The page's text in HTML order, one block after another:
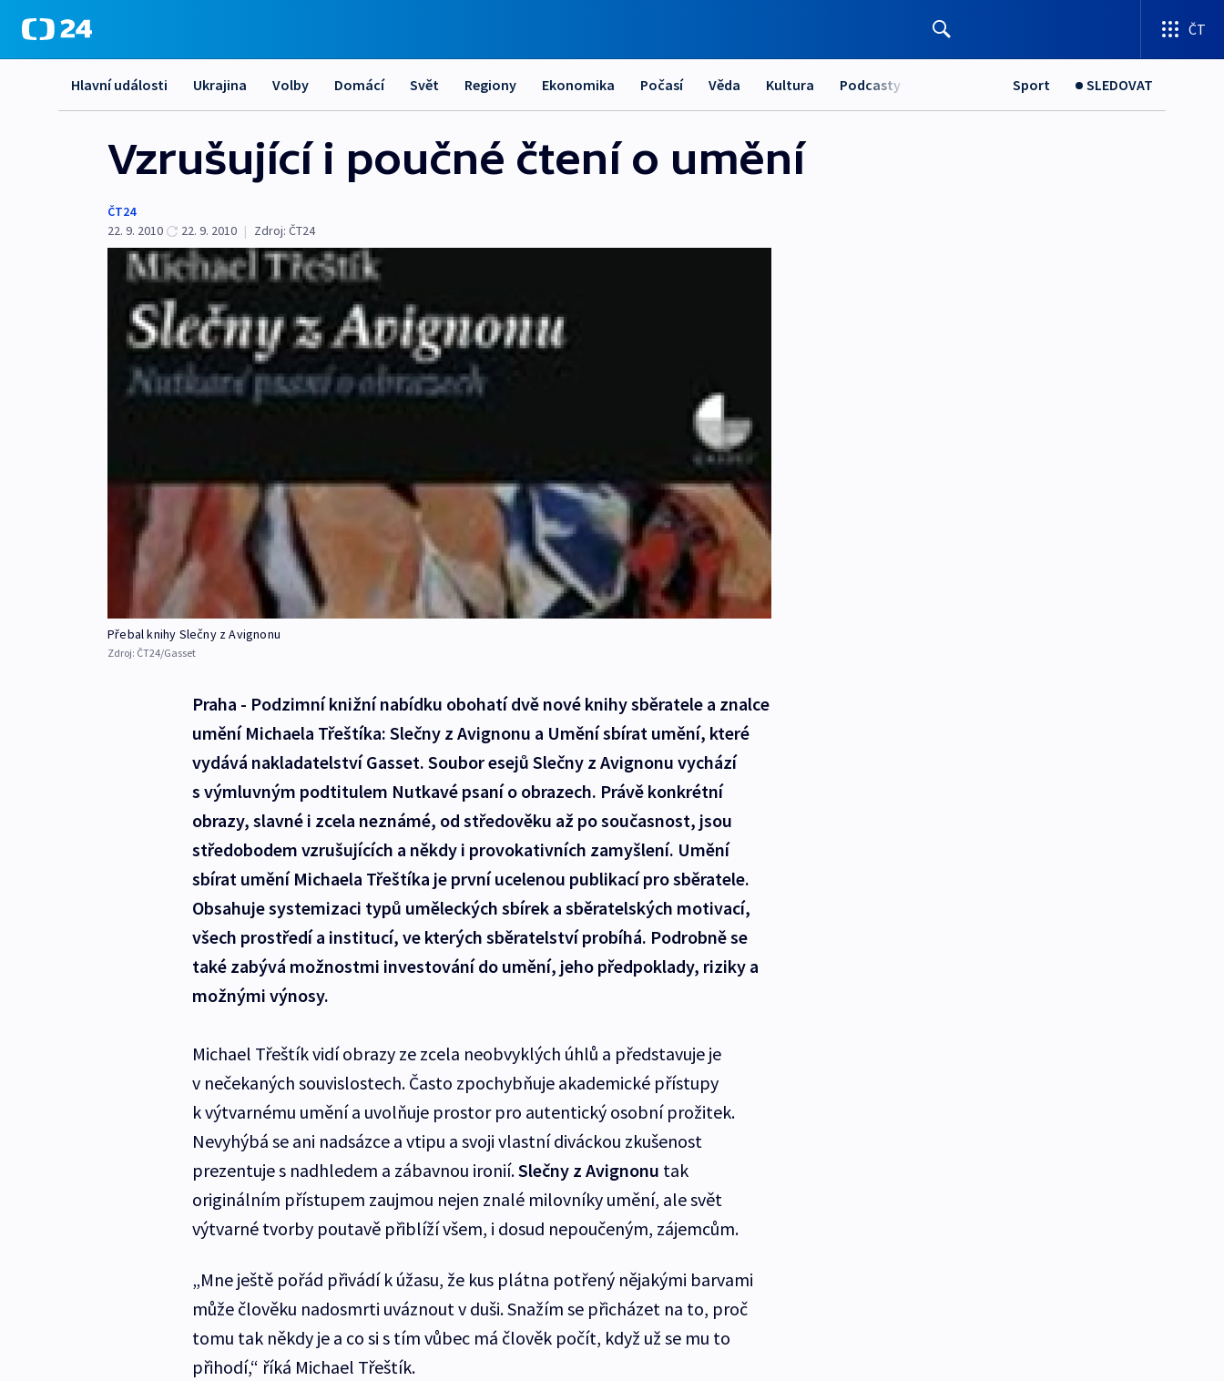
ČT
Hlavní události Ukrajina Volby Domácí Svět Regiony Ekonomika Počasí Věda Kultura Podcasty Sport SLEDOVAT
Vzrušující i poučné čtení o umění
ČT24
22. 9. 2010
22. 9. 2010 | Zdroj: ČT24
Přebal knihy Slečny z Avignonu
Zdroj: ČT24/Gasset
Praha - Podzimní knižní nabídku obohatí dvě nové knihy sběratele a znalce
umění Michaela Třeštíka: Slečny z Avignonu a Umění sbírat umění, které
vydává nakladatelství Gasset. Soubor esejů Slečny z Avignonu vychází
s výmluvným podtitulem Nutkavé psaní o obrazech. Právě konkrétní
obrazy, slavné i zcela neznámé, od středověku až po současnost, jsou
středobodem vzrušujících a někdy i provokativních zamyšlení. Umění
sbírat umění Michaela Třeštíka je první ucelenou publikací pro sběratele.
Obsahuje systemizaci typů uměleckých sbírek a sběratelských motivací,
všech prostředí a institucí, ve kterých sběratelství probíhá. Podrobně se
také zabývá možnostmi investování do umění, jeho předpoklady, riziky a
možnými výnosy.
Michael Třeštík vidí obrazy ze zcela neobvyklých úhlů a představuje je
v nečekaných souvislostech. Často zpochybňuje akademické přístupy
k výtvarnému umění a uvolňuje prostor pro autentický osobní prožitek.
Nevyhýbá se ani nadsázce a vtipu a svoji vlastní diváckou zkušenost
prezentuje s nadhledem a zábavnou ironií.Slečny z Avignonu tak
originálním přístupem zaujmou nejen znalé milovníky umění, ale svět
výtvarné tvorby poutavě přiblíží všem, i dosud nepoučeným, zájemcům.
„Mne ještě pořád přivádí k úžasu, že kus plátna potřený nějakými barvami
může člověku nadosmrti uváznout v duši. Snažím se přicházet na to, proč
tomu tak někdy je a co si s tím vůbec má člověk počít, když už se mu to
přihodí,“ říká Michael Třeštík.